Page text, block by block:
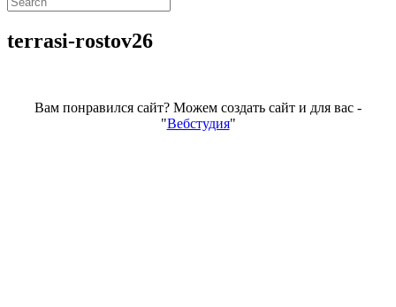
terrasi-rostov26
Вам понравился сайт? Можем создать сайт и для вас -
"Вебстудия"